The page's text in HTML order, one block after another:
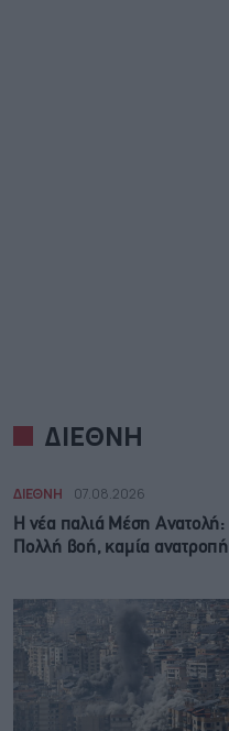
ΔΙΕΘΝΗ
ΔΙΕΘΝΗ 07.08.2026
Η νέα παλιά Μέση Ανατολή:
Πολλή βοή, καμία ανατροπή